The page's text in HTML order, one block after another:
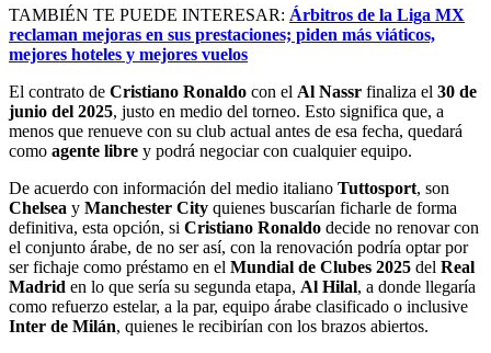
TAMBIÉN TE PUEDE INTERESAR: Árbitros de la Liga MX
reclaman mejoras en sus prestaciones; piden más viáticos,
mejores hoteles y mejores vuelos
El contrato de Cristiano Ronaldo con el Al Nassr finaliza el 30 de
junio del 2025, justo en medio del torneo. Esto significa que, a
menos que renueve con su club actual antes de esa fecha, quedará
como agente libre y podrá negociar con cualquier equipo.
De acuerdo con información del medio italiano Tuttosport, son
Chelsea y Manchester City quienes buscarían ficharle de forma
definitiva, esta opción, si Cristiano Ronaldo decide no renovar con
el conjunto árabe, de no ser así, con la renovación podría optar por
ser fichaje como préstamo en el Mundial de Clubes 2025 del Real
Madrid en lo que sería su segunda etapa, Al Hilal, a donde llegaría
como refuerzo estelar, a la par, equipo árabe clasificado o inclusive
Inter de Milán, quienes le recibirían con los brazos abiertos.